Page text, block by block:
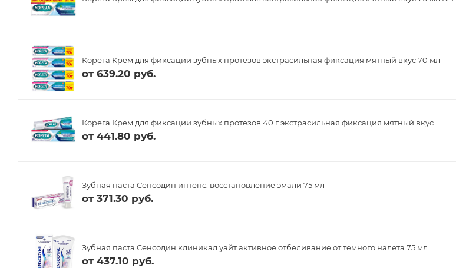
Корега Крем для фиксации зубных протезов экстрасильная фиксация мятный вкус 70 мл
от 639.20 руб.
Корега Крем для фиксации зубных протезов 40 г экстрасильная фиксация мятный вкус
от 441.80 руб.
Зубная паста Сенсодин интенс. восстановление эмали 75 мл
от 371.30 руб.
Зубная паста Сенсодин клиникал уайт активное отбеливание от темного налета 75 мл
от 437.10 руб.